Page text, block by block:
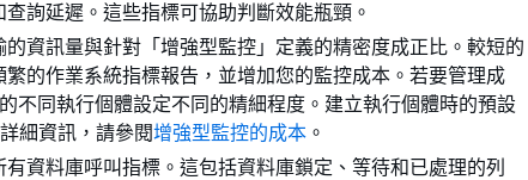
詢延遲。這些指標可協助判斷效能瓶頸。
資訊量與針對「增強型監控」定義的精密度成正比。較短的
的作業系統指標報告，並增加您的監控成本。若要管理成
不同執行個體設定不同的精細程度。建立執行個體時的預設
細資訊，請參閱增強型監控的成本 。
資料庫呼叫指標。這包括資料庫鎖定、等待和已處理的列